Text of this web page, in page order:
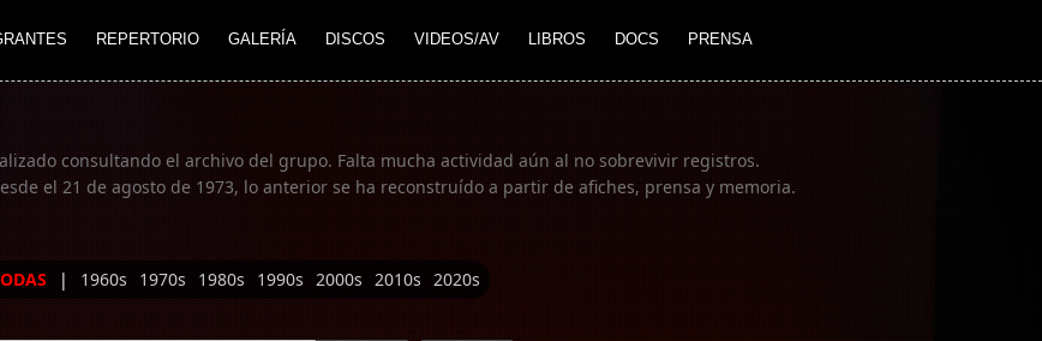
REPERTORIO GALERÍA DISCOS VIDEOS/AV LIBROS DOCS PRENSA
consultando el archivo del grupo. Falta mucha actividad aún al no sobrevivir registros.
el 21 de agosto de 1973, lo anterior se ha reconstruído a partir de afiches, prensa y memoria.
| 1960s 1970s 1980s 1990s 2000s 2010s 2020s